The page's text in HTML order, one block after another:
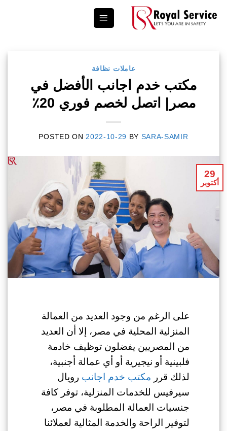
عاملات نظافة
مكتب خدم اجانب الأفضل في
مصر| اتصل لخصم فوري 20٪
POSTED ON 2022-10-29 BY SARA-SAMIR
29
أكتوبر
على الرغم من وجود العديد من العمالة
المنزلية المحلية في مصر، إلا أن العديد
من المصريين يفضلون توظيف خادمة
فلبينية أو نيجيرية أو أي عمالة أجنبية،
لذلك قرر مكتب خدم اجانب رويال
سيرفيس للخدمات المنزلية، توفر كافة
جنسيات العمالة المطلوبة في مصر،
لتوفير الراحة والخدمة المثالية لعملائنا